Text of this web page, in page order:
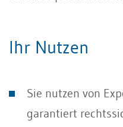
Ihr Nutzen
Sie nutzen von
garantiert